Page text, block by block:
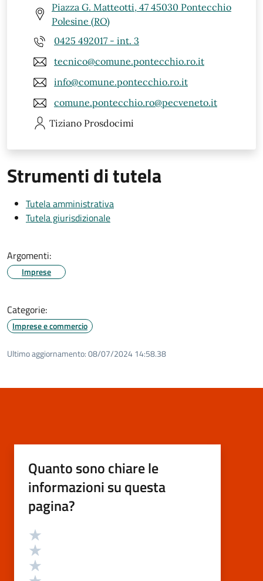
Piazza G. Matteotti, 47 45030 Pontecchio
Polesine (RO)
0425 492017 - int. 3
tecnico@comune.pontecchio.ro.it
info@comune.pontecchio.ro.it
comune.pontecchio.ro@pecveneto.it
Tiziano Prosdocimi
Strumenti di tutela
Tutela amministrativa
Tutela giurisdizionale
Argomenti:
Imprese
Categorie:
Imprese e commercio
Ultimo aggiornamento:08/07/2024 14:58.38
Quanto sono chiare le
informazioni su questa
pagina?
Valutazione